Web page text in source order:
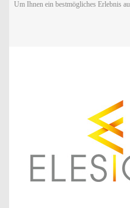
Um Ihnen ein bestmögliches Erlebnis